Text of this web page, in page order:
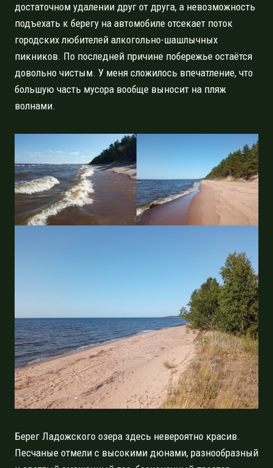
достаточном удалении друг от друга, а невозможность
подъехать к берегу на автомобиле отсекает поток
городских любителей алкогольно-шашлычных
пикников. По последней причине побережье остаётся
довольно чистым. У меня сложилось впечатление, что
большую часть мусора вообще выносит на пляж
волнами.
Берег Ладожского озера здесь невероятно красив.
Песчаные отмели с высокими дюнами, разнообразный